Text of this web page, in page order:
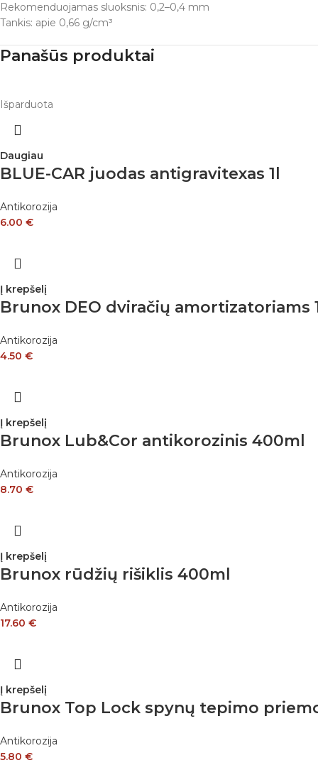
Rekomenduojamas sluoksnis: 0,2–0,4 mm
Tankis: apie 0,66 g/cm³
Panašūs produktai
Išparduota
Daugiau
BLUE-CAR juodas antigravitexas 1l
Antikorozija
6.00 €
Į krepšelį
Brunox DEO dviračių amortizatoriams
Antikorozija
4.50 €
Į krepšelį
Brunox Lub&Cor antikorozinis 400ml
Antikorozija
8.70 €
Į krepšelį
Brunox rūdžių rišiklis 400ml
Antikorozija
17.60 €
Į krepšelį
Brunox Top Lock spynų tepimo
Antikorozija
5.80 €